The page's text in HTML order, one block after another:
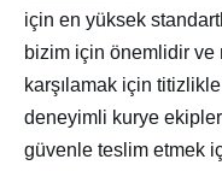
için en yüksek
bizim için önemlidir ve
karşılamak için
deneyimli kurye
güvenle teslim etmek